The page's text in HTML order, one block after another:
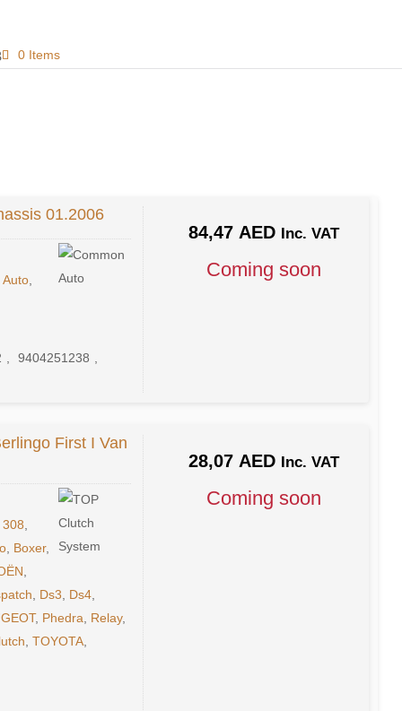
0 Items
01.2006
Auto
, 9404251238 ,
84,47 AED Inc. VAT
Coming soon
First I Van
308,
, Boxer,
,
, Ds3, Ds4,
, Phedra, Relay,
,TOYOTA,
28,07 AED Inc. VAT
Coming soon